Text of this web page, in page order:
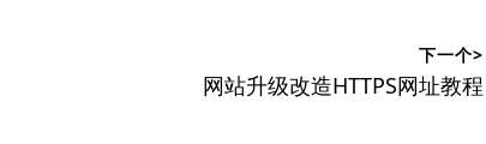
下一个>
下
网站升级改造HTTPS网址教程